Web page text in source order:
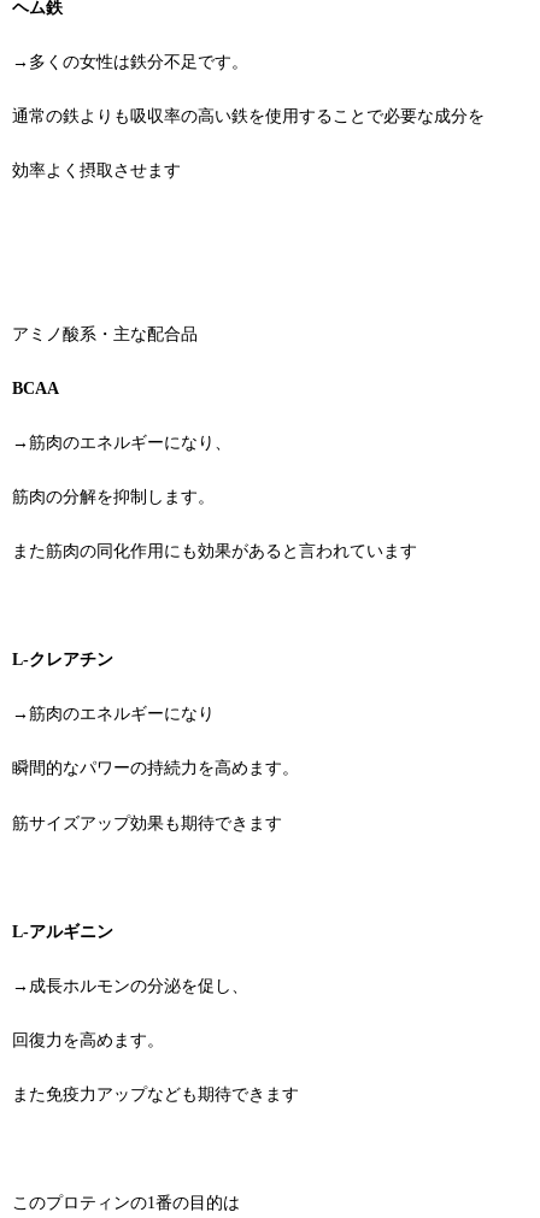
ヘム鉄
→多くの女性は鉄分不足です。
通常の鉄よりも吸収率の高い鉄を使用することで必要な成分を
効率よく摂取させます
アミノ酸系・主な配合品
BCAA
→筋肉のエネルギーになり、
筋肉の分解を抑制します。
また筋肉の同化作用にも効果があると言われています
L-クレアチン
→筋肉のエネルギーになり
瞬間的なパワーの持続力を高めます。
筋サイズアップ効果も期待できます
L-アルギニン
→成長ホルモンの分泌を促し、
回復力を高めます。
また免疫力アップなども期待できます
このプロティンの1番の目的は